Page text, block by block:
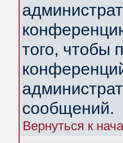
того, чтобы
сообщений.
Вернуться к